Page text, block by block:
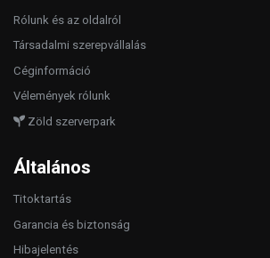
Rólunk és az oldalról
Társadalmi szerepvállalás
Céginformáció
Vélemények rólunk
Zöld szerverpark
Általános
Titoktartás
Garancia és biztonság
Hibajelentés